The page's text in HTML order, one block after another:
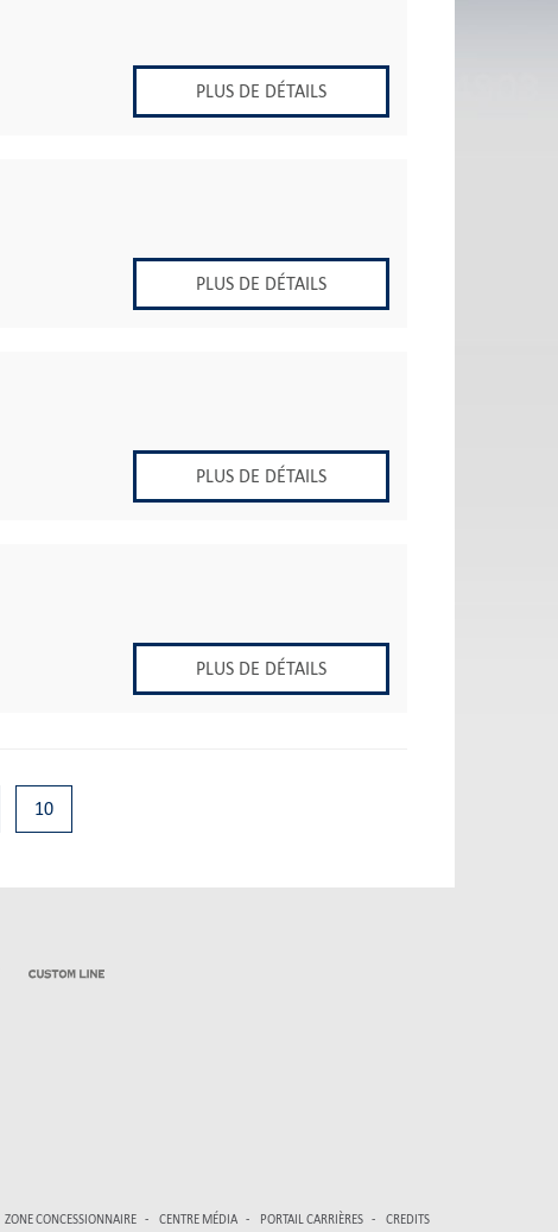
PLUS DE DÉTAILS
PLUS DE DÉTAILS
PLUS DE DÉTAILS
PLUS DE DÉTAILS
10
ZONE CONCESSIONNAIRE CENTRE MÉDIA PORTAIL CARRIÈRES CREDITS